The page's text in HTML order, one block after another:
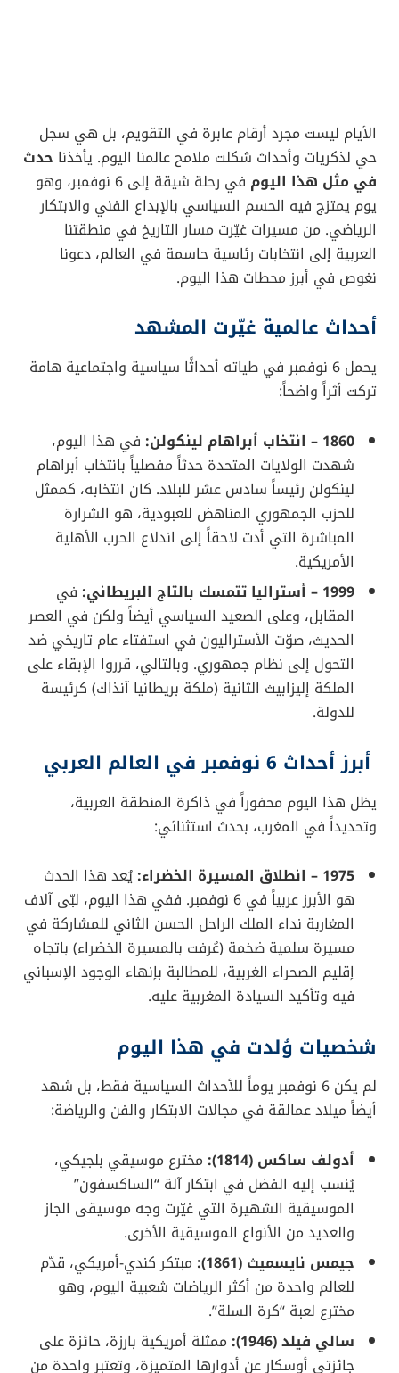
الأيام ليست مجرد أرقام عابرة في التقويم، بل هي سجل
حي لذكريات وأحداث شكلت ملامح عالمنا اليوم. يأخذنا حدث
في مثل هذا اليوم
في رحلة شيقة إلى 6 نوفمبر، وهو
يوم يمتزج فيه الحسم السياسي بالإبداع الفني والابتكار
الرياضي. من مسيرات غيّرت مسار التاريخ في منطقتنا
العربية إلى انتخابات رئاسية حاسمة في العالم، دعونا
نغوص في أبرز محطات هذا اليوم.
أحداث عالمية غيّرت المشهد
يحمل 6 نوفمبر في طياته أحداثًا سياسية واجتماعية هامة
تركت أثراً واضحاً:
1860 – انتخاب أبراهام لينكولن:
في هذا اليوم،
شهدت الولايات المتحدة حدثاً مفصلياً بانتخاب أبراهام
لينكولن رئيساً سادس عشر للبلاد. كان انتخابه، كممثل
للحزب الجمهوري المناهض للعبودية، هو الشرارة
المباشرة التي أدت لاحقاً إلى اندلاع الحرب الأهلية
الأمريكية.
1999 – أستراليا تتمسك بالتاج البريطاني:
في
المقابل، وعلى الصعيد السياسي أيضاً ولكن في العصر
الحديث، صوّت الأستراليون في استفتاء عام تاريخي ضد
التحول إلى نظام جمهوري. وبالتالي، قرروا الإبقاء على
الملكة إليزابيث الثانية (ملكة بريطانيا آنذاك) كرئيسة
للدولة.
أبرز أحداث 6 نوفمبر في العالم العربي
يظل هذا اليوم محفوراً في ذاكرة المنطقة العربية،
وتحديداً في المغرب، بحدث استثنائي:
1975 – انطلاق المسيرة الخضراء:
يُعد هذا الحدث
هو الأبرز عربياً في 6 نوفمبر. ففي هذا اليوم، لبّى آلاف
المغاربة نداء الملك الراحل الحسن الثاني للمشاركة في
مسيرة سلمية ضخمة (عُرفت بالمسيرة الخضراء) باتجاه
إقليم الصحراء الغربية، للمطالبة بإنهاء الوجود الإسباني
فيه وتأكيد السيادة المغربية عليه.
شخصيات وُلدت في هذا اليوم
لم يكن 6 نوفمبر يوماً للأحداث السياسية فقط، بل شهد
أيضاً ميلاد عمالقة في مجالات الابتكار والفن والرياضة:
أدولف ساكس (1814):
مخترع موسيقي بلجيكي،
يُنسب إليه الفضل في ابتكار آلة “الساكسفون”
الموسيقية الشهيرة التي غيّرت وجه موسيقى الجاز
والعديد من الأنواع الموسيقية الأخرى.
جيمس نايسميث (1861):
مبتكر كندي-أمريكي، قدّم
للعالم واحدة من أكثر الرياضات شعبية اليوم، وهو
مخترع لعبة “كرة السلة”.
سالي فيلد (1946):
ممثلة أمريكية بارزة، حائزة على
جائزتي أوسكار عن أدوارها المتميزة، وتعتبر واحدة من